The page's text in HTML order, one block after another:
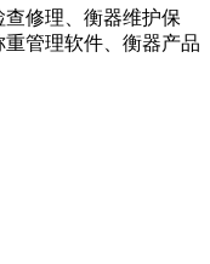
修理、衡器维护保
管理软件、衡器产品